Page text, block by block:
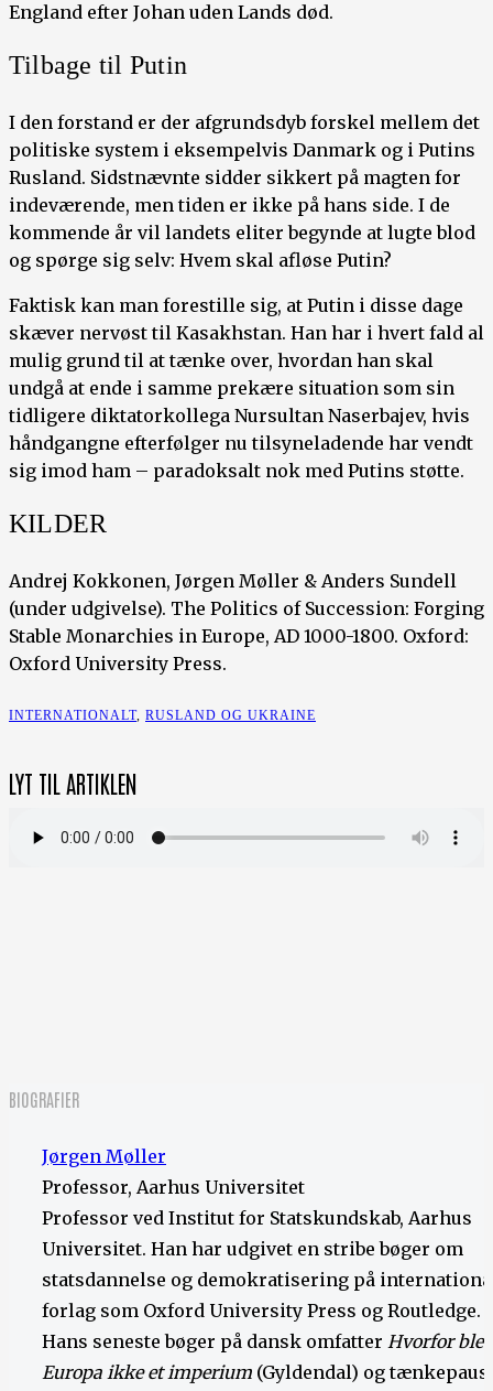
England efter Johan uden Lands død.
Tilbage til Putin
I den forstand er der afgrundsdyb forskel mellem det
politiske system i eksempelvis Danmark og i Putins
Rusland. Sidstnævnte sidder sikkert på magten for
indeværende, men tiden er ikke på hans side. I de
kommende år vil landets eliter begynde at lugte blod
og spørge sig selv: Hvem skal afløse Putin?
Faktisk kan man forestille sig, at Putin i disse dage
skæver nervøst til Kasakhstan. Han har i hvert fald al
mulig grund til at tænke over, hvordan han skal
undgå at ende i samme prekære situation som sin
tidligere diktatorkollega Nursultan Naserbajev, hvis
håndgangne efterfølger nu tilsyneladende har vendt
sig imod ham – paradoksalt nok med Putins støtte.
KILDER
Andrej Kokkonen, Jørgen Møller & Anders Sundell
(under udgivelse). The Politics of Succession: Forging
Stable Monarchies in Europe, AD 1000-1800. Oxford:
Oxford University Press.
INTERNATIONALT, RUSLAND OG UKRAINE
LYT TIL ARTIKLEN
BIOGRAFIER
Jørgen Møller
Professor, Aarhus Universitet
Professor ved Institut for Statskundskab, Aarhus
Universitet. Han har udgivet en stribe bøger om
statsdannelse og demokratisering på
forlag som Oxford University Press og Routledge.
Hans seneste bøger på dansk omfatter Hvorfor blev
Europa ikke et imperium (Gyldendal) og